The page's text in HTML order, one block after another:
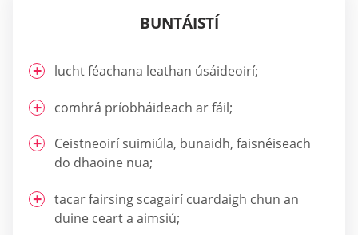
BUNTÁISTÍ
lucht féachana leathan úsáideoirí;
comhrá príobháideach ar fáil;
Ceistneoirí suimiúla, bunaidh, faisnéiseach
do dhaoine nua;
tacar fairsing scagairí cuardaigh chun an
duine ceart a aimsiú;